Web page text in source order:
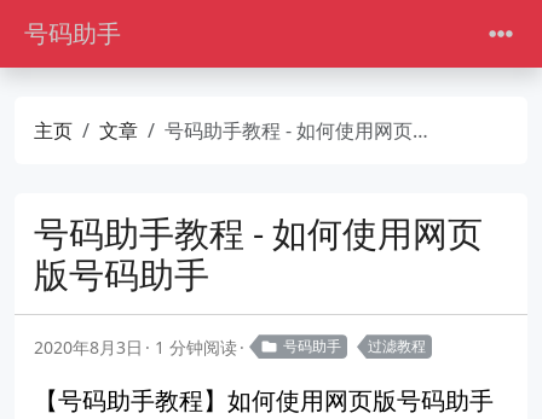
号码助手
主页 文章 号码助手教程 - 如何使用网页版号码助手
号码助手教程 - 如何使用网页
版号码助手
2020年8月3日 1 分钟阅读 号码助手 过滤教程
【号码助手教程】如何使用网页版号码助手